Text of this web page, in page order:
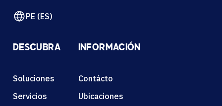
PE (ES)
DESCUBRA
Soluciones
Servicios
INFORMACIÓN
Contácto
Ubicaciones